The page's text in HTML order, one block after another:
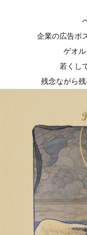
企業の広告ポ
ゲオ
若くし
残念ながら